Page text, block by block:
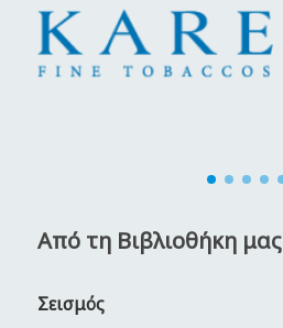
Από τη Βιβλιοθήκη μας
Σεισμός